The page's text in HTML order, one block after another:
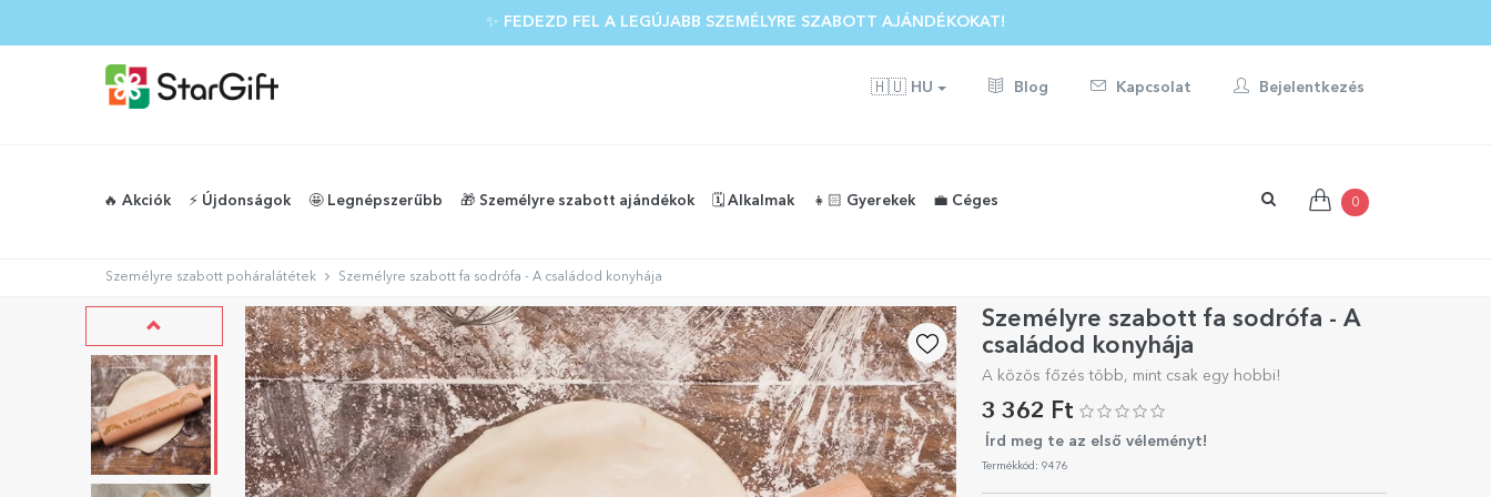
✨ FEDEZD FEL A LEGÚJABB SZEMÉLYRE SZABOTT AJÁNDÉKOKAT!
🇭🇺 HU Blog Kapcsolat Bejelentkezés
🔥 Akciók ⚡️ Újdonságok 🤩 Legnépszerűbb 🎁 Személyre szabott ajándékok 🗓️ Alkalmak 👧🏻 Gyerekek 💼 Céges 0
Személyre szabott poháralátétek Személyre szabott fa sodrófa - A családod konyhája
Személyre szabott fa sodrófa - A
családod konyhája
A közös főzés több, mint csak egy hobbi!
3 362 Ft
Írd meg te az első véleményt!
Termékkód: 9476